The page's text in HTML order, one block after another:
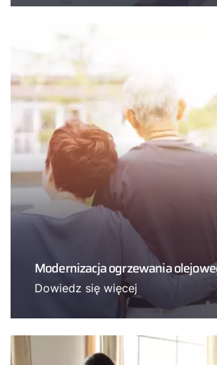
Modernizacja ogrzewania
Dowiedz się więcej